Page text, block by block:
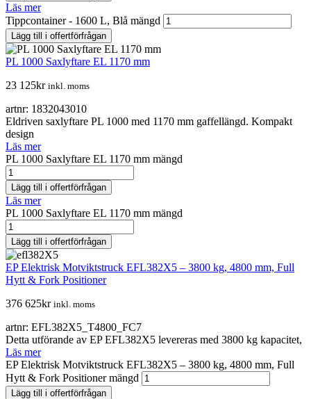
Läs mer
Tippcontainer - 1600 L, Blå mängd
Lägg till i offertförfrågan
PL 1000 Saxlyftare EL 1170 mm
23 125kr inkl. moms
artnr: 1832043010
Eldriven saxlyftare PL 1000 med 1170 mm gaffellängd. Kompakt
design
Läs mer
PL 1000 Saxlyftare EL 1170 mm mängd
Lägg till i offertförfrågan
Läs mer
PL 1000 Saxlyftare EL 1170 mm mängd
Lägg till i offertförfrågan
EP Elektrisk Motviktstruck EFL382X5 – 3800 kg, 4800 mm, Full
Hytt & Fork Positioner
376 625kr inkl. moms
artnr: EFL382X5_T4800_FC7
Detta utförande av EP EFL382X5 levereras med 3800 kg kapacitet,
Läs mer
EP Elektrisk Motviktstruck EFL382X5 – 3800 kg, 4800 mm, Full
Hytt & Fork Positioner mängd
Lägg till i offertförfrågan